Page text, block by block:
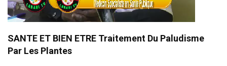
SANTE ET BIEN ETRE Traitement Du Paludisme
Par Les Plantes